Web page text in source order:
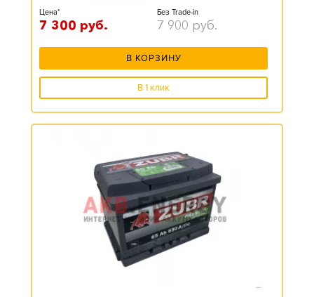
Цена*
7 300 руб.
Без Trade-in
7 900 руб.
В КОРЗИНУ
В 1 клик